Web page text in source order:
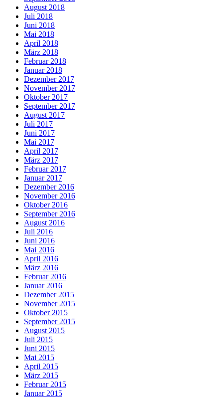
August 2018
Juli 2018
Juni 2018
Mai 2018
April 2018
März 2018
Februar 2018
Januar 2018
Dezember 2017
November 2017
Oktober 2017
September 2017
August 2017
Juli 2017
Juni 2017
Mai 2017
April 2017
März 2017
Februar 2017
Januar 2017
Dezember 2016
November 2016
Oktober 2016
September 2016
August 2016
Juli 2016
Juni 2016
Mai 2016
April 2016
März 2016
Februar 2016
Januar 2016
Dezember 2015
November 2015
Oktober 2015
September 2015
August 2015
Juli 2015
Juni 2015
Mai 2015
April 2015
März 2015
Februar 2015
Januar 2015